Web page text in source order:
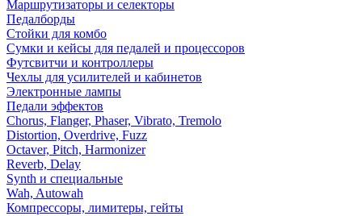
Маршрутизаторы и селекторы
Педалборды
Стойки для комбо
Сумки и кейсы для педалей и процессоров
Футсвитчи и контроллеры
Чехлы для усилителей и кабинетов
Электронные лампы
Педали эффектов
Chorus, Flanger, Phaser, Vibrato, Tremolo
Distortion, Overdrive, Fuzz
Octaver, Pitch, Harmonizer
Reverb, Delay
Synth и специальные
Wah, Autowah
Компрессоры, лимитеры, гейты